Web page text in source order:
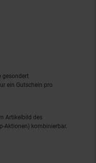
gesondert
ein Gutschein pro
Artikelbild des
Aktionen) kombinierbar.